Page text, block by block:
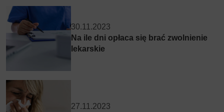
30.11.2023
Na ile dni opłaca się brać zwolnienie
lekarskie
27.11.2023